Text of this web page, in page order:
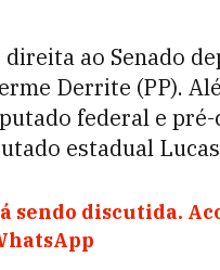
ao Senado
Derrite (PP).
federal e
estadual
discutida.